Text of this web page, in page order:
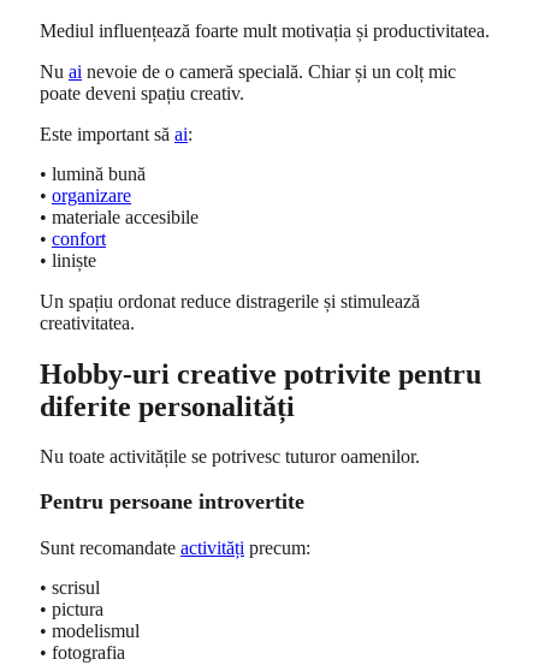
Mediul influențează foarte mult motivația și productivitatea.
Nu ai nevoie de o cameră specială. Chiar și un colț mic
poate deveni spațiu creativ.
Este important să ai:
• lumină bună
• organizare
• materiale accesibile
• confort
• liniște
Un spațiu ordonat reduce distragerile și stimulează
creativitatea.
Hobby-uri creative potrivite pentru
diferite personalități
Nu toate activitățile se potrivesc tuturor oamenilor.
Pentru persoane introvertite
Sunt recomandate activități precum:
• scrisul
• pictura
• modelismul
• fotografia